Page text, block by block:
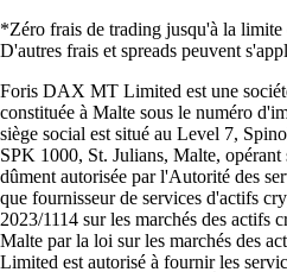
*Zéro frais de trading jusqu'à la
D'autres frais et spreads peuvent
Foris DAX MT Limited est une
constituée à Malte sous le numéro
siège social est situé au Level 7,
SPK 1000, St. Julians, Malte, opérant
dûment autorisée par l'Autorité des
que fournisseur de services d'actifs
2023/1114 sur les marchés des actifs
Malte par la loi sur les marchés des
Limited est autorisé à fournir les